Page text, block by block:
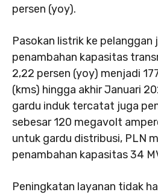
persen (yoy).
Pasokan listrik ke pelanggan
penambahan kapasitas
2,22 persen (yoy) menjadi
(kms) hingga akhir Januari
gardu induk tercatat juga
sebesar 120 megavolt
untuk gardu distribusi, PLN
penambahan kapasitas 34
Peningkatan layanan tidak